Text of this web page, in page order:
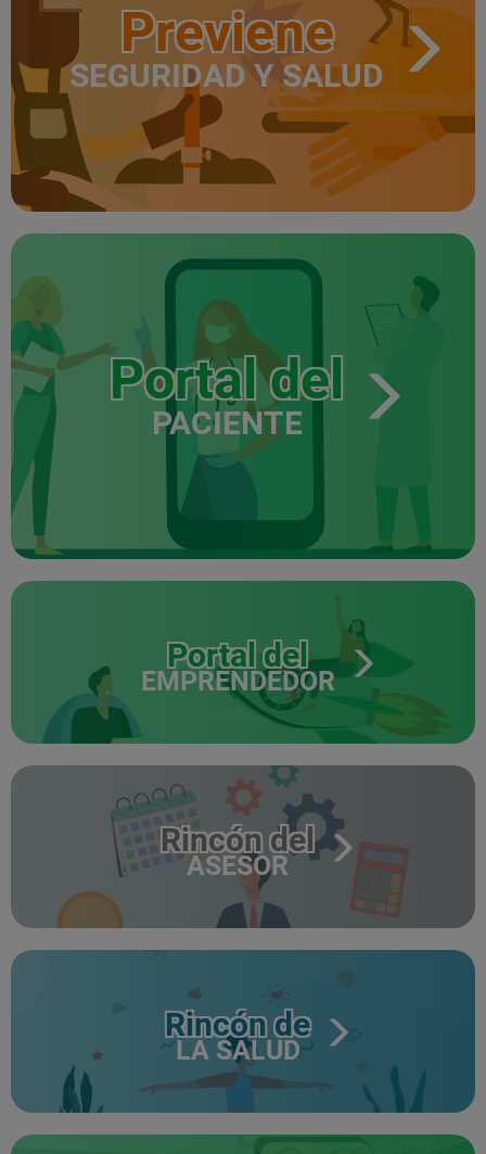
Previene
SEGURIDAD Y SALUD
Portal del
PACIENTE
Portal del
EMPRENDEDOR
Rincón del
ASESOR
Rincón de
LA SALUD